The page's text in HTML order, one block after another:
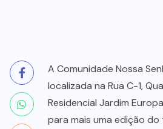
A Comunidade Nossa
localizada na Rua C-1,
Residencial Jardim
para mais uma edição